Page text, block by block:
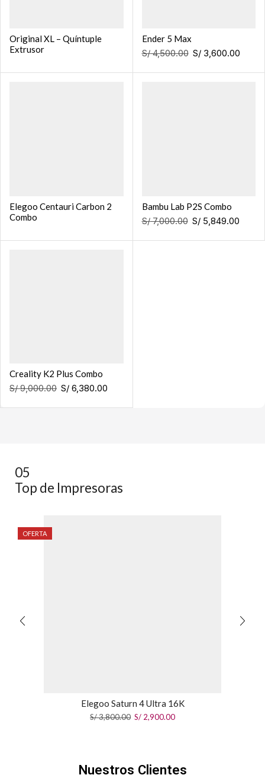
Original XL – Quíntuple
Extrusor
Ender 5 Max
S/4,500.00 S/3,600.00
Elegoo Centauri Carbon 2
Combo
Bambu Lab P2S Combo
S/7,000.00 S/5,849.00
Creality K2 Plus Combo
S/9,000.00 S/ 6,380.00
05
Top de Impresoras
OFERTA
Elegoo Saturn 4 Ultra 16K
S/3,800.00 S/ 2,900.00
Nuestros Clientes